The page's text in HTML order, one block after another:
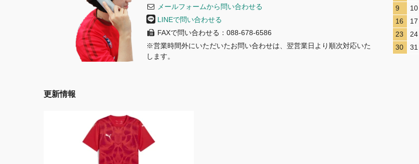
メールフォームから問い合わせる
LINEで問い合わせる
FAXで問い合わせる：088-678-6586
※営業時間外にいただいたお問い合わせは、翌営業日より順次対応いた
します。
9
10
16
17
23
24
30
31
更新情報